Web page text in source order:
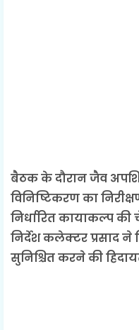
बैठक के दौरान जैव
विनिष्टिकरण का
निर्धारित कायाकल्प की
निर्देश कलेक्टर प्रसाद
सुनिश्चित करने की